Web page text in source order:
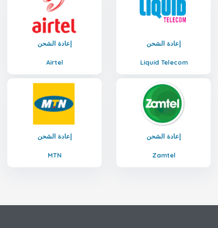
إعادة الشحن
Airtel
إعادة الشحن
Liquid Telecom
إعادة الشحن
MTN
إعادة الشحن
Zamtel